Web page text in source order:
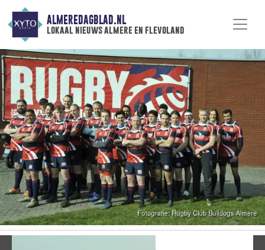
ALMEREDAGBLAD.NL
lokaal nieuws almere en flevoland